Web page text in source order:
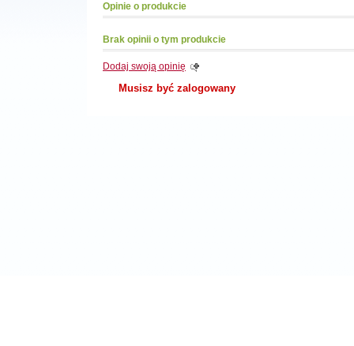
Opinie o produkcie
Brak opinii o tym produkcie
Dodaj swoją opinię
Musisz być zalogowany